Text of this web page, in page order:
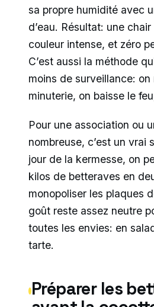
sa propre humidité avec
d’eau. Résultat: une
couleur intense, et zéro
C’est aussi la méthode
moins de surveillance: on
minuterie, on baisse le
Pour une association ou
nombreuse, c’est un vrai
jour de la kermesse, on
kilos de betteraves en
monopoliser les plaques
goût reste assez neutre
toutes les envies: en
tarte.
Préparer les